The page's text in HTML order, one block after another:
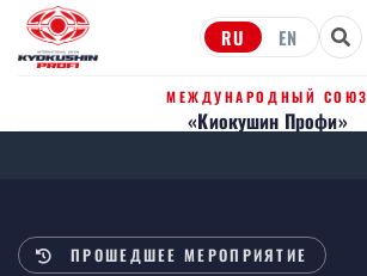
RU EN
МЕЖДУНАРОДНЫЙ СОЮЗ
«Киокушин Профи»
ПРОШЕДШЕЕ МЕРОПРИЯТИЕ